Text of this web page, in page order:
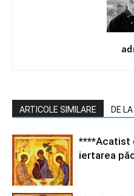
ARTICOLE SIMILARE DE
****Acatist
iertarea